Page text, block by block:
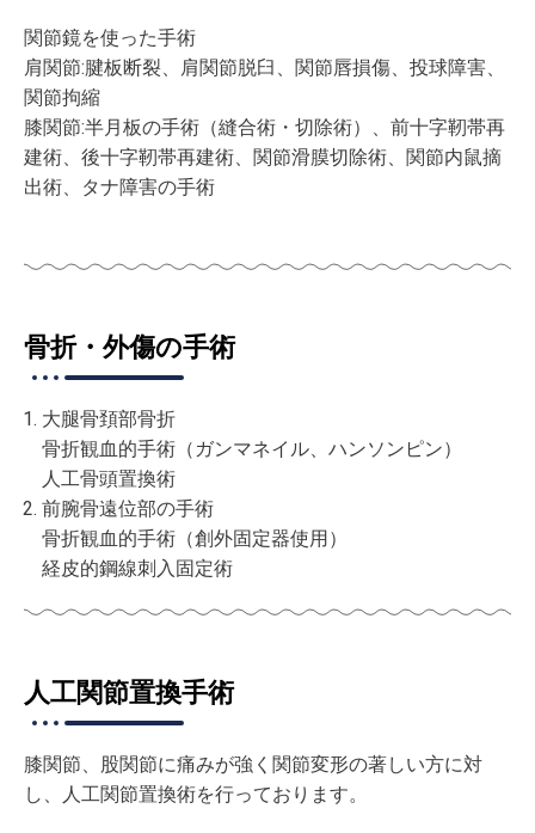
関節鏡を使った手術
肩関節:腱板断裂、肩関節脱臼、関節唇損傷、投球障害、
関節拘縮
膝関節:半月板の手術（縫合術・切除術）、前十字靭帯再
建術、後十字靭帯再建術、関節滑膜切除術、関節内鼠摘
出術、タナ障害の手術
骨折・外傷の手術
大腿骨頚部骨折
骨折観血的手術（ガンマネイル、ハンソンピン）
人工骨頭置換術
前腕骨遠位部の手術
骨折観血的手術（創外固定器使用）
経皮的鋼線刺入固定術
人工関節置換手術
膝関節、股関節に痛みが強く関節変形の著しい方に対
し、人工関節置換術を行っております。